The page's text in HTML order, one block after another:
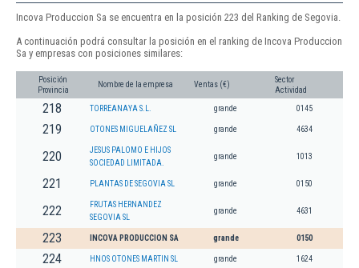
Incova Produccion Sa se encuentra en la posición 223 del Ranking de Segovia.
A continuación podrá consultar la posición en el ranking de Incova Produccion
Sa y empresas con posiciones similares:
Posición
Provincia
Nombre de la empresa Ventas (€)
Sector
Actividad
218 TORREANAYA S.L. grande 0145
219 OTONES MIGUELAÑEZ SL grande 4634
220
JESUS PALOMO E HIJOS
SOCIEDAD LIMITADA.
grande 1013
221 PLANTAS DE SEGOVIA SL grande 0150
222
FRUTAS HERNANDEZ
SEGOVIA SL
grande 4631
223 INCOVA PRODUCCION SA grande 0150
224 HNOS OTONES MARTIN SL grande 1624